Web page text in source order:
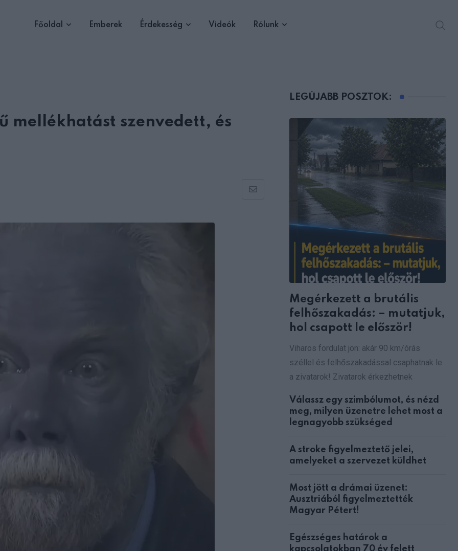
Főoldal Emberek Érdekesség Videók Rólunk
mellékhatást szenvedett, és
Share
LEGÚJABB POSZTOK:
Megérkezett a brutális
felhőszakadás: – mutatjuk,
hol csapott le először!
Viharos fordulat jön: akár 90 km/órás
széllel és felhőszakadással csaphatnak le
a zivatarok! Zivatarok érkezhetnek
Válassz egy szimbólumot, és nézd
meg, milyen üzenetre lehet most a
legnagyobb szükséged
A stroke figyelmeztető jelei,
amelyeket a szervezet küldhet
Most jött a drámai üzenet:
Ausztriából figyelmeztették
Magyar Pétert!
Egészséges határok a
kapcsolatokban 70 év felett